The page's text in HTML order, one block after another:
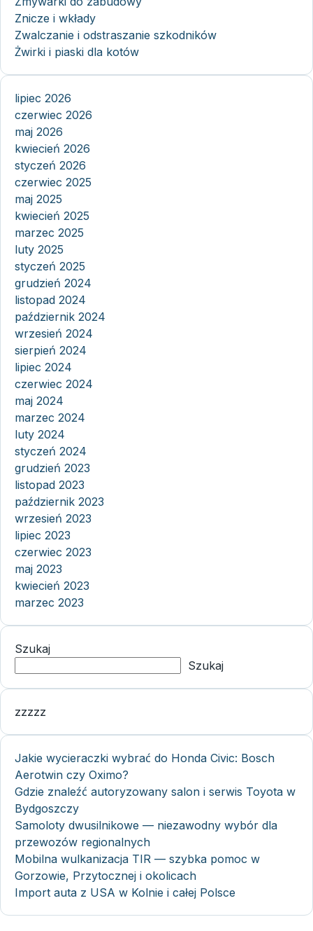
Znicze i wkłady
Zwalczanie i odstraszanie szkodników
Żwirki i piaski dla kotów
lipiec 2026
czerwiec 2026
maj 2026
kwiecień 2026
styczeń 2026
czerwiec 2025
maj 2025
kwiecień 2025
marzec 2025
luty 2025
styczeń 2025
grudzień 2024
listopad 2024
październik 2024
wrzesień 2024
sierpień 2024
lipiec 2024
czerwiec 2024
maj 2024
marzec 2024
luty 2024
styczeń 2024
grudzień 2023
listopad 2023
październik 2023
wrzesień 2023
lipiec 2023
czerwiec 2023
maj 2023
kwiecień 2023
marzec 2023
Szukaj
Szukaj
zzzzz
Jakie wycieraczki wybrać do Honda Civic: Bosch
Aerotwin czy Oximo?
Gdzie znaleźć autoryzowany salon i serwis Toyota w
Bydgoszczy
Samoloty dwusilnikowe — niezawodny wybór dla
przewozów regionalnych
Mobilna wulkanizacja TIR — szybka pomoc w
Gorzowie, Przytocznej i okolicach
Import auta z USA w Kolnie i całej Polsce